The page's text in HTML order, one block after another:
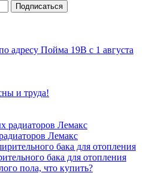
адресу Пойма 19В с 1 августа
и труда!
Лемакс
бака для отопления